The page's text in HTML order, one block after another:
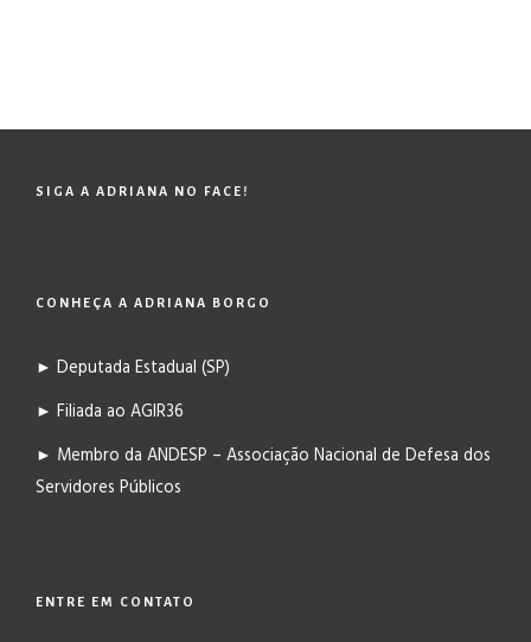
SIGA A ADRIANA NO FACE!
CONHEÇA A ADRIANA BORGO
► Deputada Estadual (SP)
► Filiada ao AGIR36
► Membro da ANDESP – Associação Nacional de Defesa dos
Servidores Públicos
ENTRE EM CONTATO